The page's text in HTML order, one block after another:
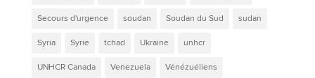
Secours d'urgence soudan Soudan du Sud sudan
Syria Syrie tchad Ukraine unhcr
UNHCR Canada Venezuela Vénézuéliens